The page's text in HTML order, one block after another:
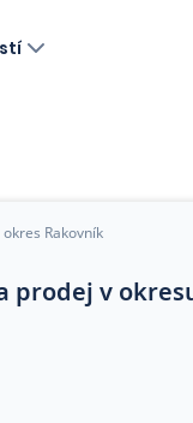
okres Rakovník
prodej v